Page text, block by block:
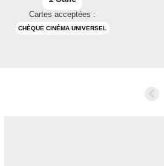
Cartes acceptées :
CHÈQUE CINÉMA UNIVERSEL